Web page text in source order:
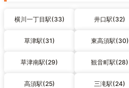
横川一丁目駅(33) 井口駅(32)
草津駅(31) 東高須駅(30)
草津南駅(29) 観音町駅(28)
高須駅(25) 三滝駅(24)